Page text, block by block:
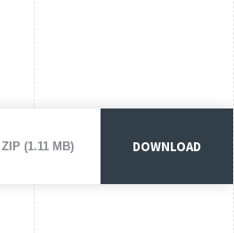
ZIP (1.11 MB) DOWNLOAD